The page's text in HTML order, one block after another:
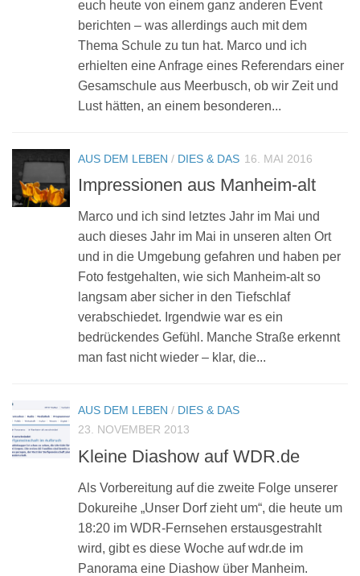
euch heute von einem ganz anderen Event
berichten – was allerdings auch mit dem
Thema Schule zu tun hat. Marco und ich
erhielten eine Anfrage eines Referendars einer
Gesamschule aus Meerbusch, ob wir Zeit und
Lust hätten, an einem besonderen...
AUS DEM LEBEN / DIES & DAS 16. MAI 2016
Impressionen aus Manheim-alt
Marco und ich sind letztes Jahr im Mai und
auch dieses Jahr im Mai in unseren alten Ort
und in die Umgebung gefahren und haben per
Foto festgehalten, wie sich Manheim-alt so
langsam aber sicher in den Tiefschlaf
verabschiedet. Irgendwie war es ein
bedrückendes Gefühl. Manche Straße erkennt
man fast nicht wieder – klar, die...
AUS DEM LEBEN / DIES & DAS
23. NOVEMBER 2013
Kleine Diashow auf WDR.de
Als Vorbereitung auf die zweite Folge unserer
Dokureihe „Unser Dorf zieht um“, die heute um
18:20 im WDR-Fernsehen erstausgestrahlt
wird, gibt es diese Woche auf wdr.de im
Panorama eine Diashow über Manheim.